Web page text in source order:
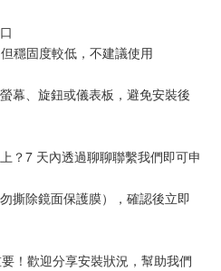
穩固度較低，不建議使用
幕、旋鈕或儀表板，避免安裝後
？7 天內透過聊聊聯繫我們即可申
撕除鏡面保護膜），確認後立即
！歡迎分享安裝狀況，幫助我們